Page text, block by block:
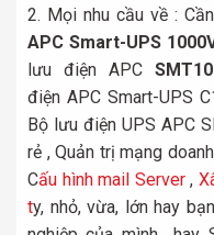
Mọi nhu cầu về :
APC Smart-UPS
lưu điện APC
điện APC Smart-UPS
Bộ lưu điện UPS APC
rẻ , Quản trị mạng
Cấu hình mail Server,
ty, nhỏ, vừa, lớn hay